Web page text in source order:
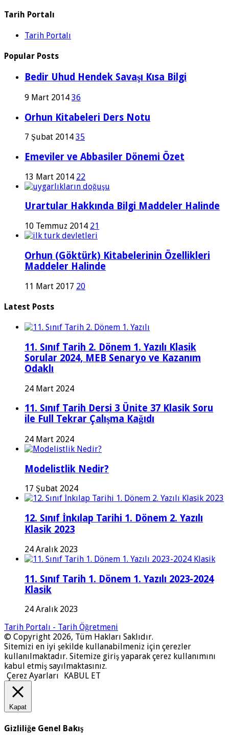
Tarih Portalı
Tarih Portalı
Popular Posts
Bedir Uhud Hendek Savaşı Kısa Bilgi
9 Mart 2014 36
Orhun Kitabeleri Ders Notu
7 Şubat 2014 35
Emeviler ve Abbasiler Dönemi Özet
13 Mart 2014 22
Urartular Hakkında Bilgi Maddeler Halinde
10 Temmuz 2014 21
Orhun (Göktürk) Kitabelerinin Özellikleri
Maddeler Halinde
11 Mart 2017 20
Latest Posts
11. Sınıf Tarih 2. Dönem 1. Yazılı Klasik
Sorular 2024, MEB Senaryo ve Kazanım
Odaklı
24 Mart 2024
11. Sınıf Tarih Dersi 3 Ünite 37 Klasik Soru
ile Full Tekrar Çalışma Kağıdı
24 Mart 2024
Modelistlik Nedir?
17 Şubat 2024
12. Sınıf İnkılap Tarihi 1. Dönem 2. Yazılı
Klasik 2023
24 Aralık 2023
11. Sınıf Tarih 1. Dönem 1. Yazılı 2023-2024
Klasik
24 Aralık 2023
Tarih Portalı - Tarih Öğretmeni
© Copyright 2026, Tüm Hakları Saklıdır.
Sitemizi en iyi şekilde kullanabilmeniz için çerezler
kullanılmaktadır. Sitemize giriş yaparak çerez kullanımını
kabul etmiş sayılmaktasınız.
Çerez Ayarları
KABUL ET
Kapat
Gizliliğe Genel Bakış